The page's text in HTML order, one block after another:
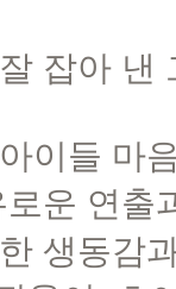
잡아 낸
이들 마
운 연출
생동감